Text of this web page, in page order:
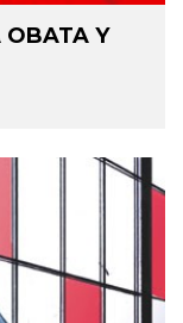
OBATA Y